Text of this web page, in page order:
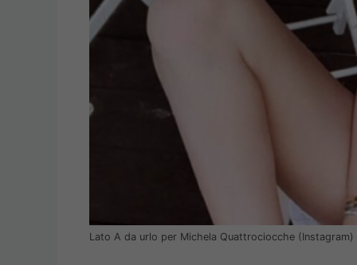
Lato A da urlo per Michela Quattrociocche (Instagram)